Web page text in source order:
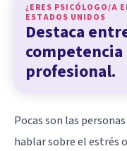
¿ERES PSICÓLOGO/A
ESTADOS UNIDOS
Destaca
competencia
profesional.
Pocas son las
hablar sobre el estrés